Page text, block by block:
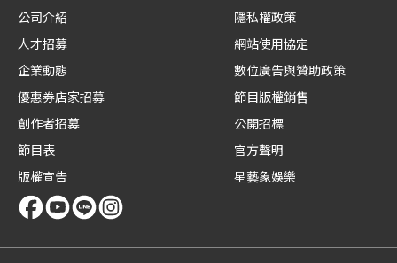
公司介紹
人才招募
企業動態
優惠券店家招募
創作者招募
節目表
版權宣告
隱私權政策
網站使用協定
數位廣告與贊助政策
節目版權銷售
公開招標
官方聲明
星藝象娛樂